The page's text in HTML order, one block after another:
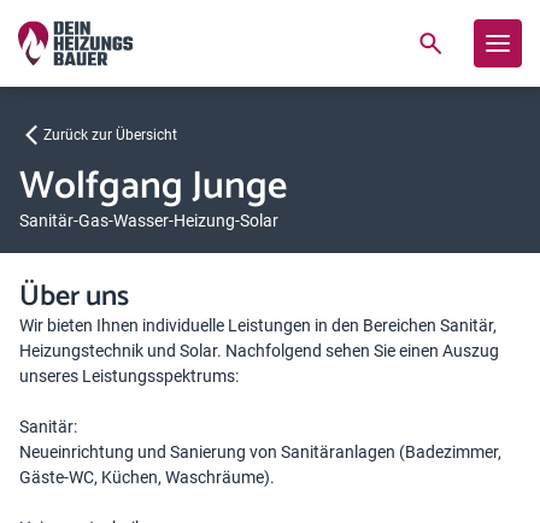
Zurück zur Übersicht
Wolfgang Junge
Sanitär-Gas-Wasser-Heizung-Solar
Über uns
Wir bieten Ihnen individuelle Leistungen in den Bereichen Sanitär,
Heizungstechnik und Solar. Nachfolgend sehen Sie einen Auszug
unseres Leistungsspektrums:
Sanitär:
Neueinrichtung und Sanierung von Sanitäranlagen (Badezimmer,
Gäste-WC, Küchen, Waschräume).